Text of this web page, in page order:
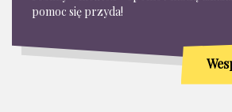
pomoc się przyda!